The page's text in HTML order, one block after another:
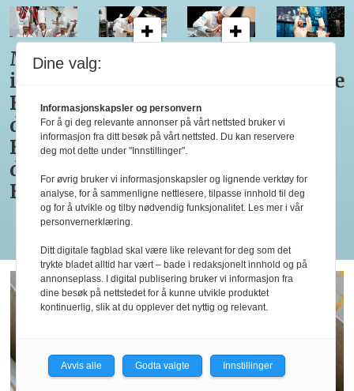
Medaljestatistikk
i
Bocuse
d'Or og
Bocuse
d'Or
Europe
Nå er
Pettersens
konkurrenter
i
klare
Bocuse
d’Or
Europe
Bocuse
for
tredje
Dine valg:
Informasjonskapsler og personvern
For å gi deg relevante annonser på vårt nettsted bruker vi
informasjon fra ditt besøk på vårt nettsted. Du kan reservere
deg mot dette under "Innstillinger".
For øvrig bruker vi informasjonskapsler og lignende verktøy for
analyse, for å sammenligne nettlesere, tilpasse innhold til deg
og for å utvikle og tilby nødvendig funksjonalitet. Les mer i vår
personvernerklæring.
Ditt digitale fagblad skal være like relevant for deg som det
trykte bladet alltid har vært – bade i redaksjonelt innhold og på
annonseplass. I digital publisering bruker vi informasjon fra
dine besøk på nettstedet for å kunne utvikle produktet
kontinuerlig, slik at du opplever det nyttig og relevant.
Avvis alle Godta valgte Innstillinger